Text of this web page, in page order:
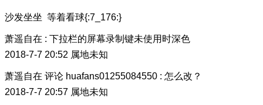
沙发坐坐 等着看球{:7_176:}
萧遥自在 : 下拉栏的屏幕录制键未使用时深色
2018-7-7 20:52 属地未知
萧遥自在 评论 huafans01255084550 : 怎么改？
2018-7-7 20:57 属地未知